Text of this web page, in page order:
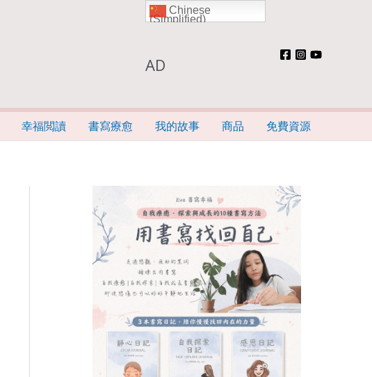
Chinese
(Simplified)
AD
幸福閲讀 書寫療愈 我的故事 商品 免費資源